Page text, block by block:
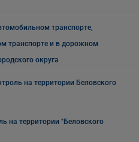
транспорте,
транспорте и в дорожном
округа
на территории Беловского
на территории "Беловского